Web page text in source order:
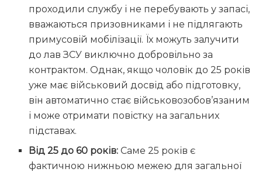
проходили службу і не перебувають у запасі,
вважаються призовниками і не підлягають
примусовій мобілізації. Їх можуть залучити
до лав ЗСУ виключно добровільно за
контрактом. Однак, якщо чоловік до 25 років
уже має військовий досвід або підготовку,
він автоматично стає військовозобов’язаним
і може отримати повістку на загальних
підставах.
Від 25 до 60 років: Саме 25 років є
фактичною нижньою межею для загальної